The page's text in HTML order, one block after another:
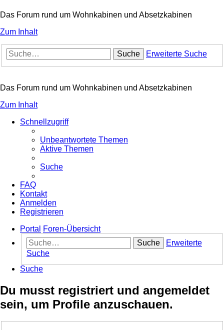
Das Forum rund um Wohnkabinen und Absetzkabinen
Zum Inhalt
Suche Erweiterte Suche
Das Forum rund um Wohnkabinen und Absetzkabinen
Zum Inhalt
Schnellzugriff
Unbeantwortete Themen
Aktive Themen
Suche
FAQ
Kontakt
Anmelden
Registrieren
Portal
Foren-Übersicht
Suche
Erweiterte
Suche
Suche
Du musst registriert und angemeldet
sein, um Profile anzuschauen.